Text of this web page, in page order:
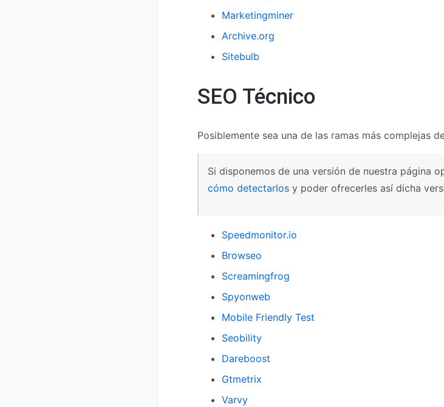
Marketingminer
Archive.org
Sitebulb
SEO Técnico
Posiblemente sea una de las ramas más complejas
Si disponemos de una versión de nuestra página
cómo detectarlos y poder ofrecerles así dicha
Speedmonitor.io
Browseo
Screamingfrog
Spyonweb
Mobile Friendly Test
Seobility
Dareboost
Gtmetrix
Varvy